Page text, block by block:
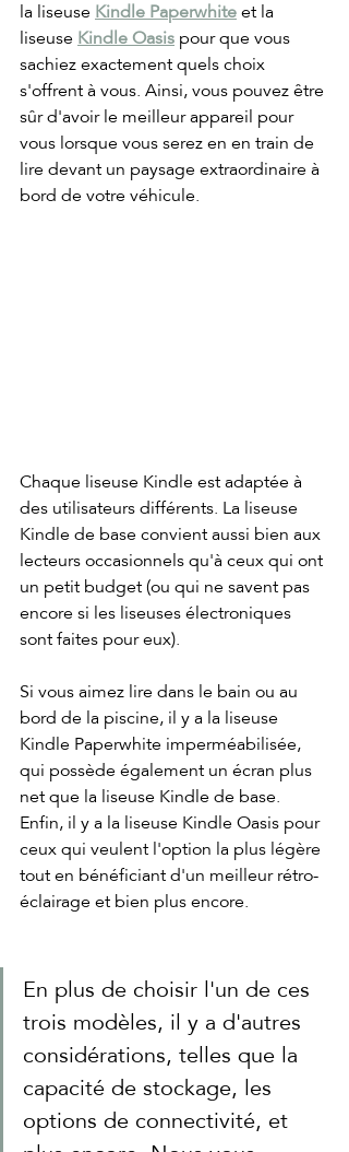
la liseuse Kindle Paperwhite et la
liseuse Kindle Oasis pour que vous
sachiez exactement quels choix
s'offrent à vous. Ainsi, vous pouvez être
sûr d'avoir le meilleur appareil pour
vous lorsque vous serez en en train de
lire devant un paysage extraordinaire à
bord de votre véhicule.
Chaque liseuse Kindle est adaptée à
des utilisateurs différents. La liseuse
Kindle de base convient aussi bien aux
lecteurs occasionnels qu'à ceux qui ont
un petit budget (ou qui ne savent pas
encore si les liseuses électroniques
sont faites pour eux).
Si vous aimez lire dans le bain ou au
bord de la piscine, il y a la liseuse
Kindle Paperwhite imperméabilisée,
qui possède également un écran plus
net que la liseuse Kindle de base.
Enfin, il y a la liseuse Kindle Oasis pour
ceux qui veulent l'option la plus légère
tout en bénéficiant d'un meilleur rétro-
éclairage et bien plus encore.
En plus de choisir l'un de ces
trois modèles, il y a d'autres
considérations, telles que la
capacité de stockage, les
options de connectivité, et